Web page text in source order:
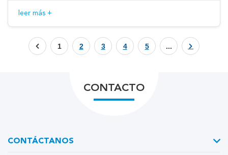
leer más +
1 2 3 4 5 ...
CONTACTO
CONTÁCTANOS